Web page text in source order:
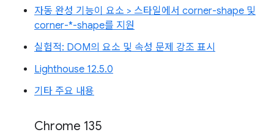
자동 완성 기능이 요소 > 스타일에서 corner-shape 및
corner-*-shape를 지원
실험적: DOM의 요소 및 속성 문제 강조 표시
Lighthouse 12.5.0
기타 주요 내용
Chrome 135